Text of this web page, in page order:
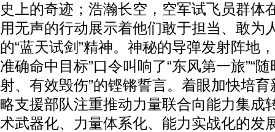
史上的奇迹；浩瀚长空，空军试飞员群体
用无声的行动展示着他们敢于担当、敢为
的“蓝天试剑”精神。神秘的导弹发射阵地
准确命中目标”口令叫响了“东风第一旅”“
射、有效毁伤”的铿锵誓言。着眼加快培
略支援部队注重推动力量联合向能力集成
术武器化、力量体系化、能力实战化的